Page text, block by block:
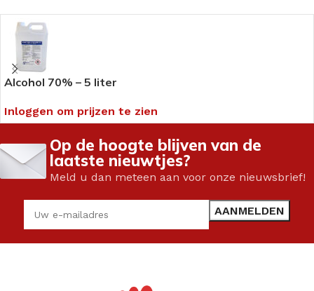
Alcohol 70% – 5 liter
Inloggen om prijzen te zien
Op de hoogte blijven van de
laatste nieuwtjes?
Meld u dan meteen aan voor onze nieuwsbrief!